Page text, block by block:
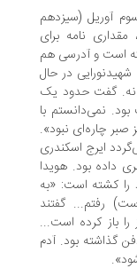
(سیزدهم
نامه برای
و آدرسی هم
در حال
حدود یک
با
نبود‌».
اسکندری
بود. هویدا
است: «به
گفتند
است...
بود. آدم